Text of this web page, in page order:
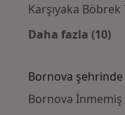
Karşıyaka Böbrek
Daha fazla (10)
Bornova
Bornova İnmemiş